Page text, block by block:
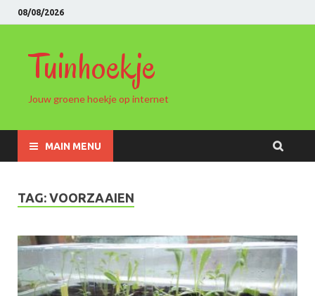
08/08/2026
Tuinhoekje
Jouw groene hoekje op internet
MAIN MENU
TAG: VOORZAAIEN